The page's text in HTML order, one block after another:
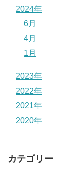
2024年
6月
4月
1月
2023年
2022年
2021年
2020年
カテゴリー